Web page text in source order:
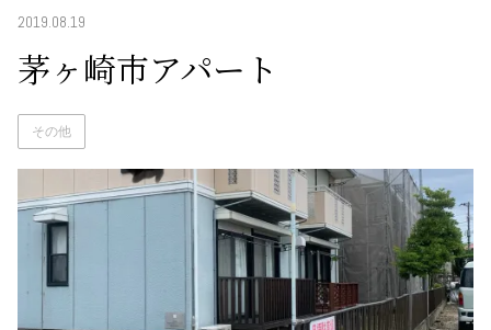
2019.08.19
茅ヶ崎市アパート
その他